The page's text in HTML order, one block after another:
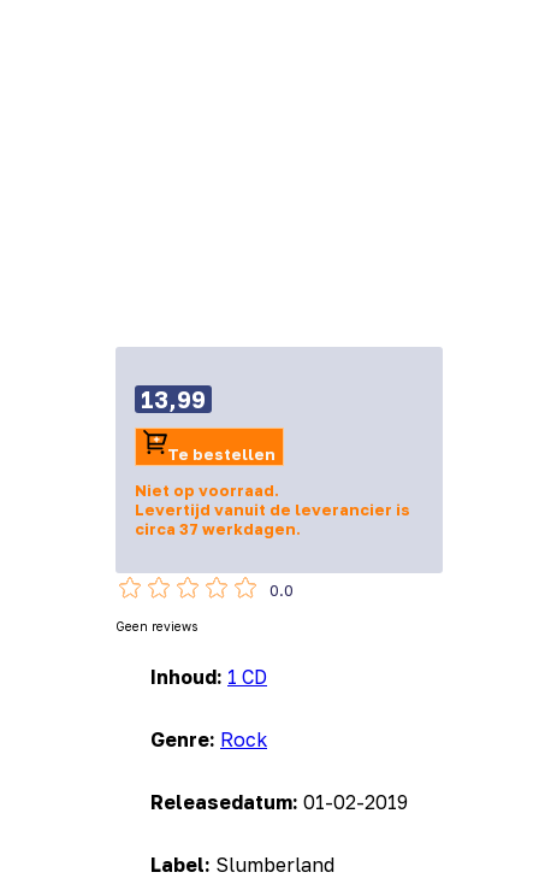
Inhoud: 1 CD
Genre: Rock
Releasedatum: 01-02-2019
Label: Slumberland
13,99
Te bestellen
Niet op voorraad.
Levertijd vanuit de leverancier is
circa 37 werkdagen.
0.0
Geen reviews